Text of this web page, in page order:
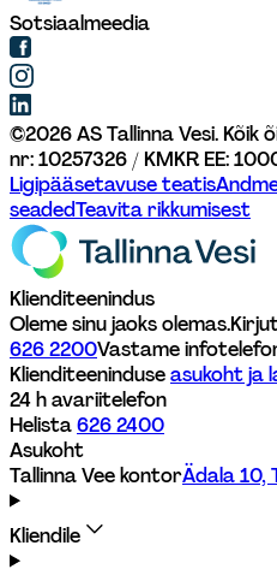
Sotsiaalmeedia
©2026AS Tallinna Vesi. Kõik
nr: 10257326 / KMKR EE:
Ligipääsetavuse teatis
seadedTeavita rikkumisest
Klienditeenindus
Oleme sinu jaoks olemas.
626 2200Vastame
Klienditeeninduse asukoht ja
24 h avariitelefon
Helista 626 2400
Asukoht
Tallinna Vee kontorÄdala 10,
Kliendile